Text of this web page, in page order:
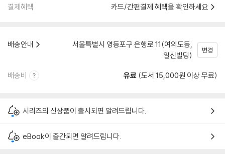
결제혜택 카드/간편결제 혜택을 확인하세요
배송안내
서울특별시 영등포구 은행로 11(여의도동,
일신빌딩)
변경
배송비 유료 (도서 15,000원 이상 무료)
시리즈의 신상품이 출시되면 알려드립니다.
eBook이 출간되면 알려드립니다.